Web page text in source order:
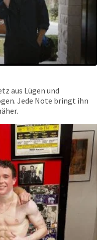
aus Lügen und
Jede Note bringt ihn